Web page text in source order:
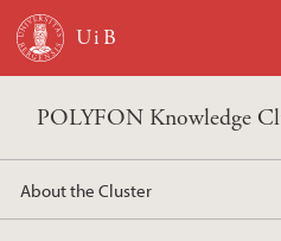
Skip to main content
POLYFON Knowledge
About the Cluster